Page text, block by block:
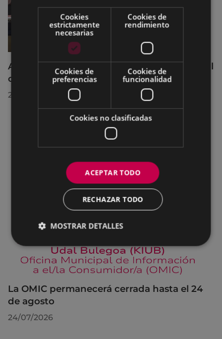
Acuerdos adoptados por el Pleno Municipal
celebrado el 27 de julio de 2026
28/07/2026
La OMIC permanecerá cerrada hasta el 24
de agosto
24/07/2026
Cookies
estrictamente
necesarias
Cookies de
rendimiento
Cookies de
preferencias
Cookies de
funcionalidad
Cookies no clasificadas
ACEPTAR TODO
RECHAZAR TODO
MOSTRAR DETALLES